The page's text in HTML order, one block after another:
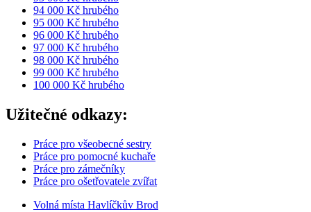
94 000 Kč hrubého
95 000 Kč hrubého
96 000 Kč hrubého
97 000 Kč hrubého
98 000 Kč hrubého
99 000 Kč hrubého
100 000 Kč hrubého
Užitečné odkazy:
Práce pro všeobecné sestry
Práce pro pomocné kuchaře
Práce pro zámečníky
Práce pro ošetřovatele zvířat
Volná místa Havlíčkův Brod